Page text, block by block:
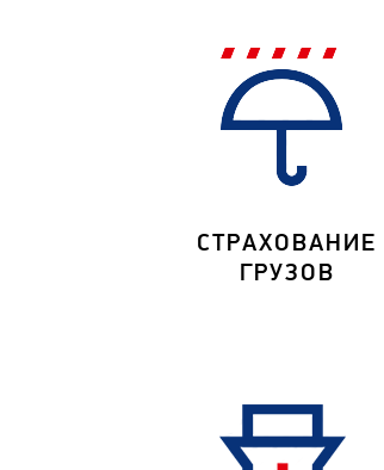
СТРАХОВАНИЕ
ГРУЗОВ